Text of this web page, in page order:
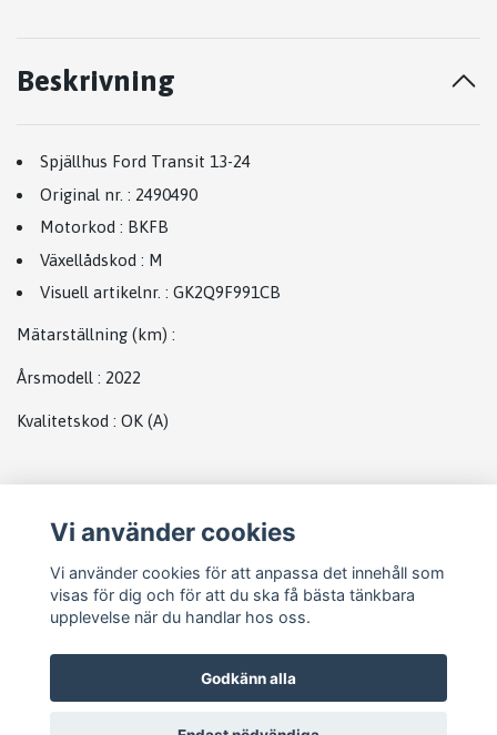
Beskrivning
Spjällhus Ford Transit 13-24
Original nr. : 2490490
Motorkod : BKFB
Växellådskod : M
Visuell artikelnr. : GK2Q9F991CB
Mätarställning (km) :
Årsmodell : 2022
Kvalitetskod : OK (A)
Vi använder cookies
Vi använder cookies för att anpassa det innehåll som
visas för dig och för att du ska få bästa tänkbara
upplevelse när du handlar hos oss.
Godkänn alla